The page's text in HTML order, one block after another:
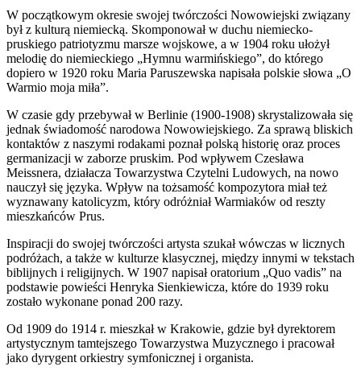
W początkowym okresie swojej twórczości Nowowiejski związany
był z kulturą niemiecką. Skomponował w duchu niemiecko-
pruskiego patriotyzmu marsze wojskowe, a w 1904 roku ułożył
melodię do niemieckiego „Hymnu warmińskiego”, do którego
dopiero w 1920 roku Maria Paruszewska napisała polskie słowa „O
Warmio moja miła”.
W czasie gdy przebywał w Berlinie (1900-1908) skrystalizowała się
jednak świadomość narodowa Nowowiejskiego. Za sprawą bliskich
kontaktów z naszymi rodakami poznał polską historię oraz proces
germanizacji w zaborze pruskim. Pod wpływem Czesława
Meissnera, działacza Towarzystwa Czytelni Ludowych, na nowo
nauczył się języka. Wpływ na tożsamość kompozytora miał też
wyznawany katolicyzm, który odróżniał Warmiaków od reszty
mieszkańców Prus.
Inspiracji do swojej twórczości artysta szukał wówczas w licznych
podróżach, a także w kulturze klasycznej, między innymi w tekstach
biblijnych i religijnych. W 1907 napisał oratorium „Quo vadis” na
podstawie powieści Henryka Sienkiewicza, które do 1939 roku
zostało wykonane ponad 200 razy.
Od 1909 do 1914 r. mieszkał w Krakowie, gdzie był dyrektorem
artystycznym tamtejszego Towarzystwa Muzycznego i pracował
jako dyrygent orkiestry symfonicznej i organista.